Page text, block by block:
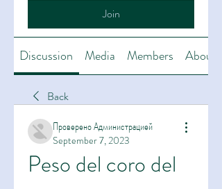
Join
Discussion Media Members About
Back
Проверено Администрацией
September 7, 2023
Peso del coro del